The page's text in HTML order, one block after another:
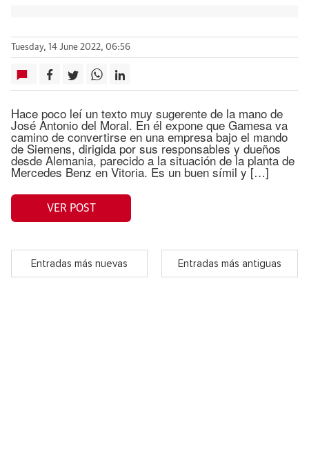
Tuesday, 14 June 2022, 06:56
Hace poco leí un texto muy sugerente de la mano de
José Antonio del Moral. En él expone que Gamesa va
camino de convertirse en una empresa bajo el mando
de Siemens, dirigida por sus responsables y dueños
desde Alemania, parecido a la situación de la planta de
Mercedes Benz en Vitoria. Es un buen símil y […]
VER POST
Entradas más nuevas Entradas más antiguas